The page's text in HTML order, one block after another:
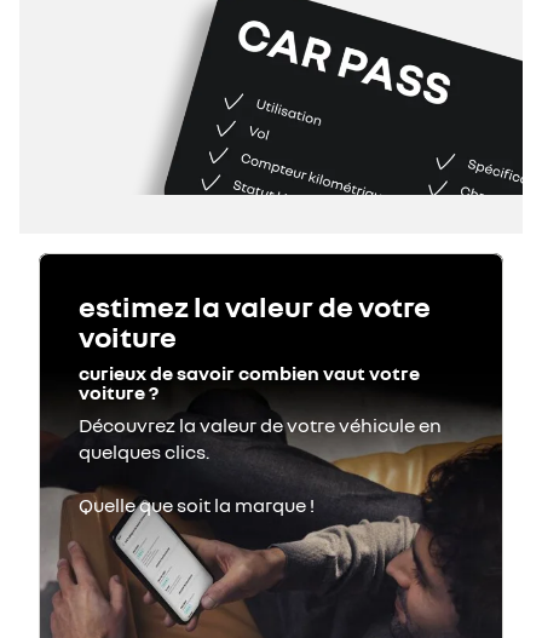
estimez la valeur de votre
voiture
curieux de savoir combien vaut votre
voiture ?
Découvrez la valeur de votre véhicule en